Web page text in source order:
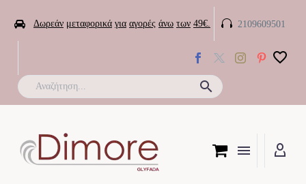
 Δωρεάν μεταφορικά για αγορές άνω των 49€. 
 2109609501